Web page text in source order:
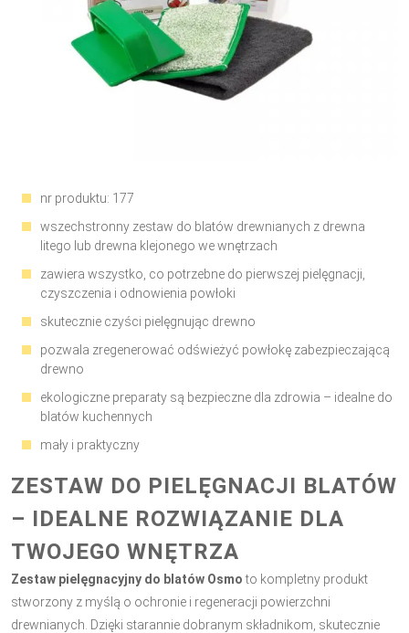
nr produktu: 177
wszechstronny zestaw do blatów drewnianych z drewna
litego lub drewna klejonego we wnętrzach
zawiera wszystko, co potrzebne do pierwszej pielęgnacji,
czyszczenia i odnowienia powłoki
skutecznie czyści pielęgnując drewno
pozwala zregenerować odświeżyć powłokę zabezpieczającą
drewno
ekologiczne preparaty są bezpieczne dla zdrowia – idealne do
blatów kuchennych
mały i praktyczny
ZESTAW DO PIELĘGNACJI BLATÓW
– IDEALNE ROZWIĄZANIE DLA
TWOJEGO WNĘTRZA
Zestaw pielęgnacyjny do blatów Osmoto kompletny produkt
stworzony z myślą o ochronie i regeneracji powierzchni
drewnianych. Dzięki starannie dobranym składnikom, skutecznie